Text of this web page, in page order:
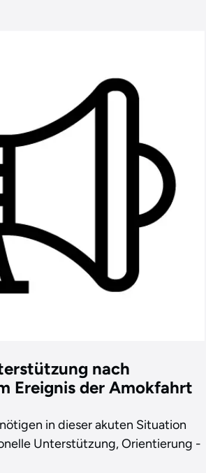
nach
Ereignis der Amokfahrt
in dieser akuten Situation
Unterstützung, Orientierung -